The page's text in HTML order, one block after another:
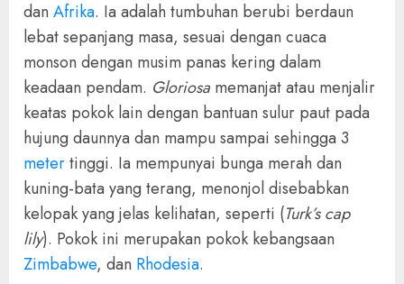
dan Afrika. Ia adalah tumbuhan berubi berdaun
lebat sepanjang masa, sesuai dengan cuaca
monson dengan musim panas kering dalam
keadaan pendam. Gloriosa memanjat atau menjalir
keatas pokok lain dengan bantuan sulur paut pada
hujung daunnya dan mampu sampai sehingga 3
metertinggi. Ia mempunyai bunga merah dan
kuning-bata yang terang, menonjol disebabkan
kelopak yang jelas kelihatan, seperti (Turk’s cap
lily). Pokok ini merupakan pokok kebangsaan
Zimbabwe, dan Rhodesia.